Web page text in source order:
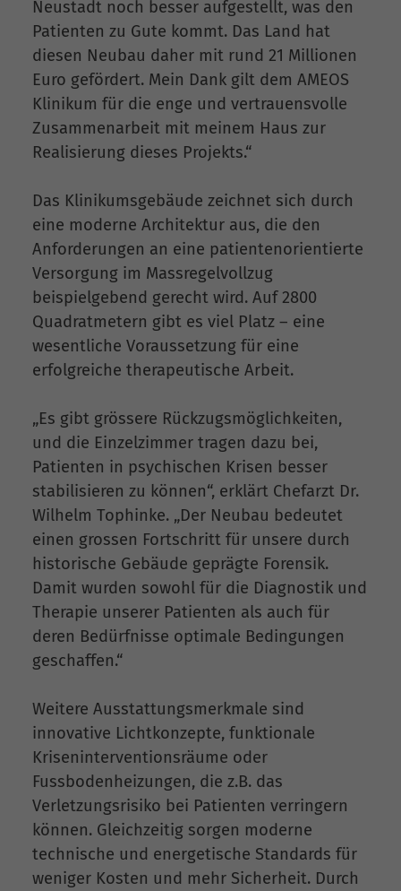
Neustadt noch besser aufgestellt, was den
Patienten zu Gute kommt. Das Land hat
diesen Neubau daher mit rund 21 Millionen
Euro gefördert. Mein Dank gilt dem AMEOS
Klinikum für die enge und vertrauensvolle
Zusammenarbeit mit meinem Haus zur
Realisierung dieses Projekts.“
Das Klinikumsgebäude zeichnet sich durch
eine moderne Architektur aus, die den
Anforderungen an eine patientenorientierte
Versorgung im Massregelvollzug
beispielgebend gerecht wird. Auf 2800
Quadratmetern gibt es viel Platz – eine
wesentliche Voraussetzung für eine
erfolgreiche therapeutische Arbeit.
„Es gibt grössere Rückzugsmöglichkeiten,
und die Einzelzimmer tragen dazu bei,
Patienten in psychischen Krisen besser
stabilisieren zu können“, erklärt Chefarzt Dr.
Wilhelm Tophinke. „Der Neubau bedeutet
einen grossen Fortschritt für unsere durch
historische Gebäude geprägte Forensik.
Damit wurden sowohl für die Diagnostik und
Therapie unserer Patienten als auch für
deren Bedürfnisse optimale Bedingungen
geschaffen.“
Weitere Ausstattungsmerkmale sind
innovative Lichtkonzepte, funktionale
Kriseninterventionsräume oder
Fussbodenheizungen, die z.B. das
Verletzungsrisiko bei Patienten verringern
können. Gleichzeitig sorgen moderne
technische und energetische Standards für
weniger Kosten und mehr Sicherheit. Durch